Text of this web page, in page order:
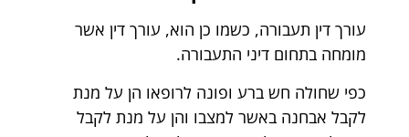
עורך דין תעבורה, כשמו כן הוא, עורך דין אשר
מומחה בתחום דיני התעבורה.
כפי שחולה חש ברע ופונה לרופאו הן על מנת
לקבל אבחנה באשר למצבו והן על מנת לקבל